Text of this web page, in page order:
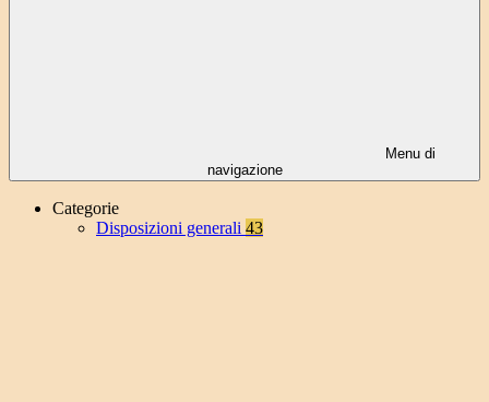
Menu di
navigazione
Categorie
Disposizioni generali 43